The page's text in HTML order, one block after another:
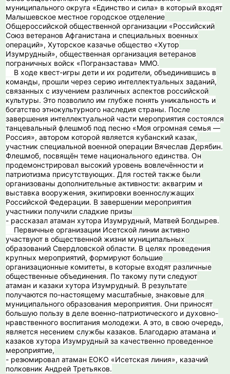
муниципального округа «Единство и сила» в который входят
Малышевское местное городское отделение
Общероссийской общественной организации «Российский
Союз ветеранов Афганистана и специальных военных
операций», Хуторское казачье общество «Хутор
Изумрудный», общественная организация ветеранов
пограничных войск «Погранзастава» ММО.
️ В ходе квест-игры дети и их родители, объединившись в
команды, прошли через серию интеллектуальных заданий,
связанных с изучением различных аспектов российской
культуры. Это позволило им глубже понять уникальность и
богатство этнокультурного наследия страны. После
завершения интеллектуальной части мероприятия состоялся
танцевальный флешмоб под песню «Моя огромная семья —
Россия», автором которой является кубанский казак,
участник специальной военной операции Вячеслав Дерябин.
Флешмоб, посвящён теме национального единства. Он
продемонстрировал высокий уровень вовлечённости и
патриотизма присутствующих. Для гостей также были
организованы дополнительные активности: аквагрим и
выставка вооружения, экипировки военнослужащих
Российской Федерации. В завершении мероприятия
участники получили сладкие призы
- рассказал атаман хутора Изумрудный, Матвей Болдырев.
️ Первичные организации Исетской линии активно
участвуют в общественной жизни муниципальных
образований Свердловской области. В целях проведения
крупных мероприятий, формируют большие
организационные комитеты, в которые входят различные
общественные объединения. По такому пути следуют
атаман и казаки хутора Изумрудный. В результате
получаются по-настоящему масштабные, знаковые для
муниципального образования мероприятия. Они приносят
большую пользу в деле военно-патриотического и духовно-
нравственного воспитания молодежи. А это, в свою очередь,
является несением службы казаков. Благодарю атамана и
казаков хутора Изумрудный за качественно проведенное
мероприятие,
- резюмировал атаман ЕОКО «Исетская линия», казачий
полковник Андрей Третьяков.